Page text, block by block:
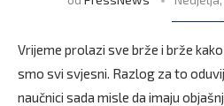
Vrijeme prolazi sve brže i brže
smo svi svjesni. Razlog za to
naučnici sada misle da imaju